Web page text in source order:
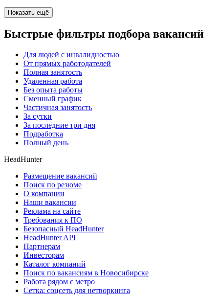
Показать ещё
Быстрые фильтры подбора вакансий
Для людей с инвалидностью
От прямых работодателей
Полная занятость
Удаленная работа
Без опыта работы
Сменный график
Частичная занятость
За сутки
За последние три дня
Подработка
Полный день
HeadHunter
Размещение вакансий
Поиск по резюме
О компании
Наши вакансии
Реклама на сайте
Требования к ПО
Безопасный HeadHunter
HeadHunter API
Партнерам
Инвесторам
Каталог компаний
Поиск по вакансиям в Новосибирске
Работа рядом с метро
Сетка: соцсеть для нетворкинга